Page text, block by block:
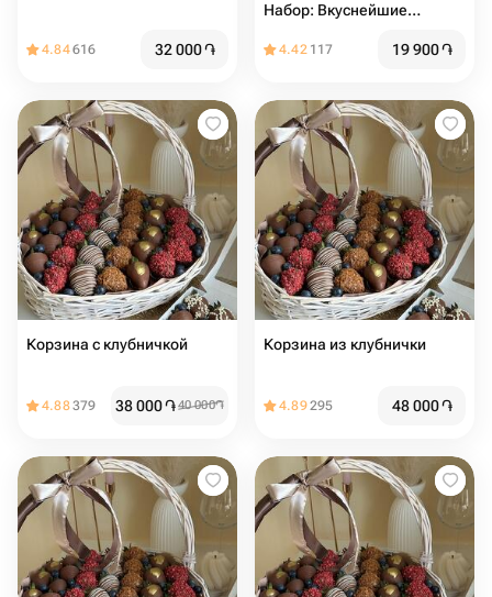
4.84616 32 000֏
Набор: Вкуснейшие
4.42 117 19 900֏
Корзина с клубничкой
4.88379 38 000֏40 000֏
Корзина из клубнички
4.89295 48 000֏